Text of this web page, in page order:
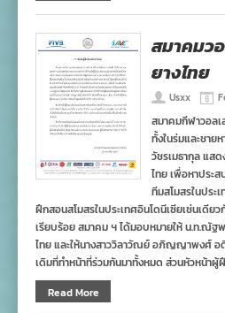
สมาคมว
ยางไทย
Usxx
สมาคมกีฬาวอล
ทั้งในร่มและชา
วัชรเมธากุล แส
ไทย เพื่อหาประ
ทีมสโมสรในปร
ฝึกสอนสโมสรในประเทศอินโดนีเซียเช่นเดี
เรียบร้อย สมาคม ฯ ได้มอบหมายให้ น.ท.ณั
ไทย และให้นางสาววิลาวัณย์ อภิญญาพงศ์
เดิมที่ทําหน้าที่ร่วมกันมาทั้งหมด ส่วนหัวหน้า
Read More